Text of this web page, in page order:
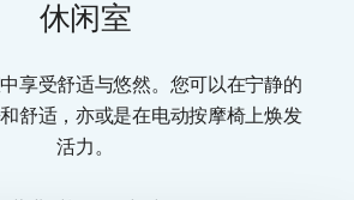
休闲室
享受舒适与悠然。您可以在宁静的
舒适，亦或是在电动按摩椅上焕发
活力。